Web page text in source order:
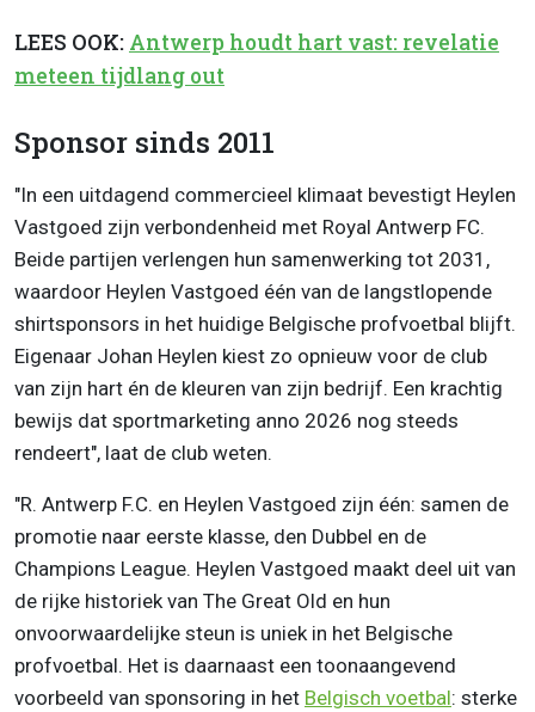
LEES OOK: Antwerp houdt hart vast: revelatie
meteen tijdlang out
Sponsor sinds 2011
"In een uitdagend commercieel klimaat bevestigt Heylen
Vastgoed zijn verbondenheid met Royal Antwerp FC.
Beide partijen verlengen hun samenwerking tot 2031,
waardoor Heylen Vastgoed één van de langstlopende
shirtsponsors in het huidige Belgische profvoetbal blijft.
Eigenaar Johan Heylen kiest zo opnieuw voor de club
van zijn hart én de kleuren van zijn bedrijf. Een krachtig
bewijs dat sportmarketing anno 2026 nog steeds
rendeert", laat de club weten.
"R. Antwerp F.C. en Heylen Vastgoed zijn één: samen de
promotie naar eerste klasse, den Dubbel en de
Champions League. Heylen Vastgoed maakt deel uit van
de rijke historiek van The Great Old en hun
onvoorwaardelijke steun is uniek in het Belgische
profvoetbal. Het is daarnaast een toonaangevend
voorbeeld van sponsoring in het Belgisch voetbal: sterke